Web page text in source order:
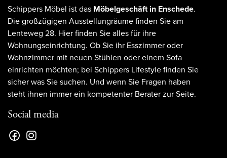
Schippers Möbel ist das Möbelgeschäft in Enschede.
Die großzügigen Ausstellungräume finden Sie am
Lenteweg 28. Hier finden Sie alles für ihre
Wohnungseinrichtung. Ob Sie ihr Esszimmer oder
Wohnzimmer mit neuen Stühlen oder einem Sofa
einrichten möchten; bei Schippers Lifestyle finden Sie
sicher was Sie suchen. Und wenn Sie Fragen haben
steht ihnen immer ein kompetenter Berater zur Seite.
Social media